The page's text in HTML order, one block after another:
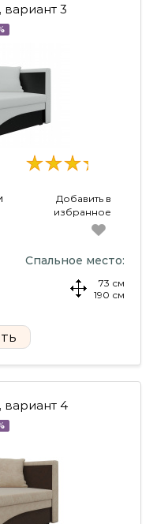
3
Добавить в
избранное
Спальное место:
73 см
190 см
4